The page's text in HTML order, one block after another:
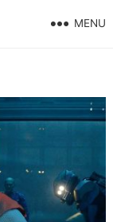
MENU